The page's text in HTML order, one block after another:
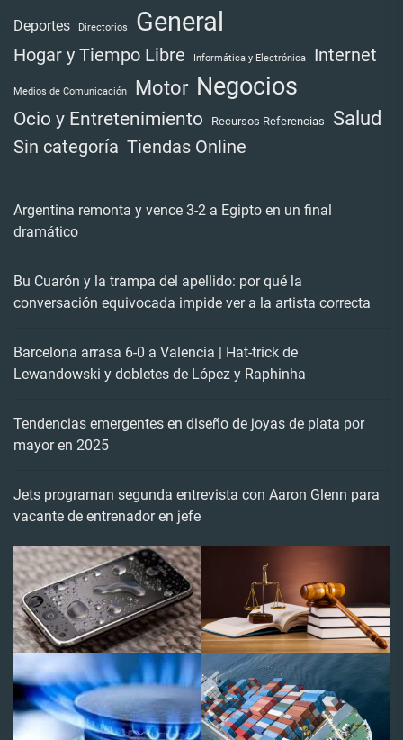
Deportes Directorios General
Hogar y Tiempo Libre Informática y Electrónica Internet
Medios de Comunicación Motor Negocios
Ocio y Entretenimiento Recursos Referencias Salud
Sin categoría Tiendas Online
Argentina remonta y vence 3-2 a Egipto en un final
dramático
Bu Cuarón y la trampa del apellido: por qué la
conversación equivocada impide ver a la artista correcta
Barcelona arrasa 6-0 a Valencia | Hat-trick de
Lewandowski y dobletes de López y Raphinha
Tendencias emergentes en diseño de joyas de plata por
mayor en 2025
Jets programan segunda entrevista con Aaron Glenn para
vacante de entrenador en jefe